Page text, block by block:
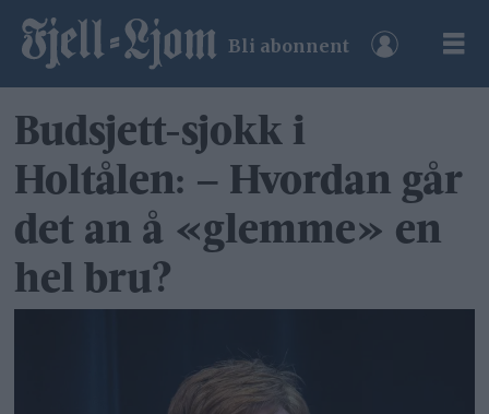
Bli abonnent
Budsjett-sjokk i
Holtålen: – Hvordan går
det an å «glemme» en
hel bru?